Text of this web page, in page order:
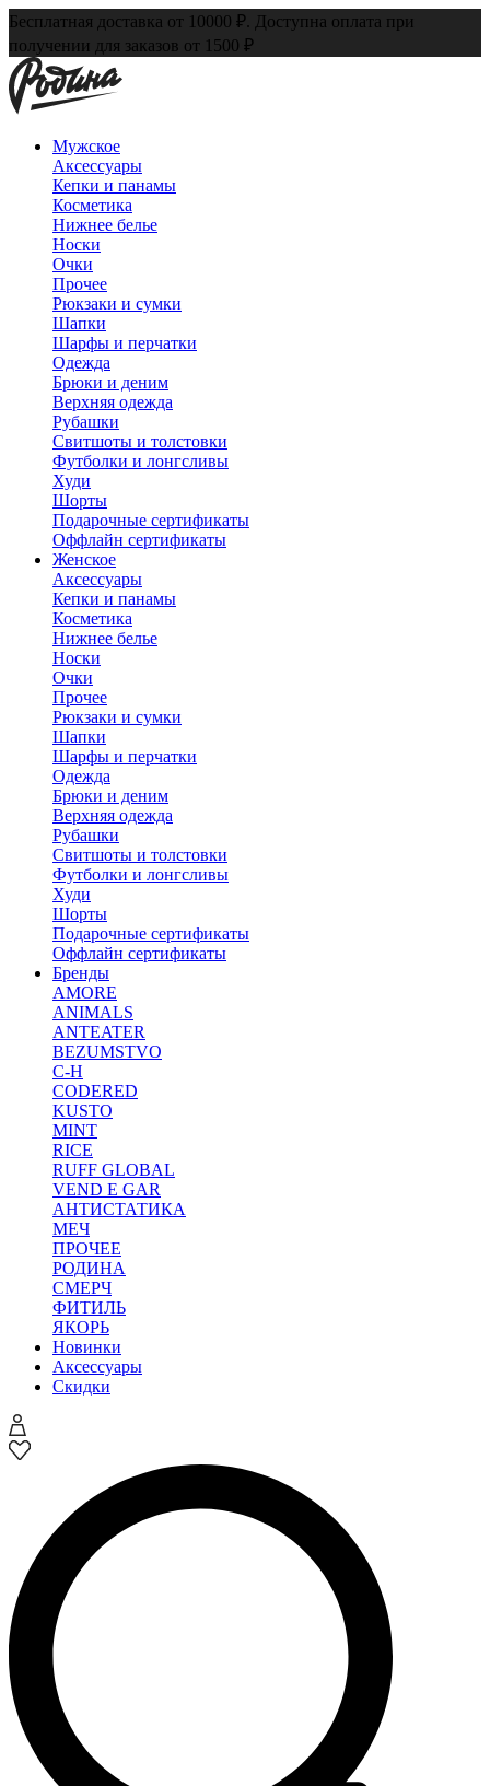
Бесплатная доставка от 10000 ₽. Доступна оплата при
получении для заказов от 1500 ₽
Мужское
Аксессуары
Кепки и панамы
Косметика
Нижнее белье
Носки
Очки
Прочее
Рюкзаки и сумки
Шапки
Шарфы и перчатки
Одежда
Брюки и деним
Верхняя одежда
Рубашки
Свитшоты и толстовки
Футболки и лонгсливы
Худи
Шорты
Подарочные сертификаты
Оффлайн сертификаты
Женское
Аксессуары
Кепки и панамы
Косметика
Нижнее белье
Носки
Очки
Прочее
Рюкзаки и сумки
Шапки
Шарфы и перчатки
Одежда
Брюки и деним
Верхняя одежда
Рубашки
Свитшоты и толстовки
Футболки и лонгсливы
Худи
Шорты
Подарочные сертификаты
Оффлайн сертификаты
Бренды
AMORE
ANIMALS
ANTEATER
BEZUMSTVO
C-H
CODERED
KUSTO
MINT
RICE
RUFF GLOBAL
VEND E GAR
АНТИСТАТИКА
МЕЧ
ПРОЧЕЕ
РОДИНА
СМЕРЧ
ФИТИЛЬ
ЯКОРЬ
Новинки
Аксессуары
Скидки